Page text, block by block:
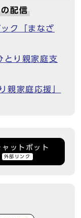
配信
ク「まなざ
とり親家庭支
親家庭応援」
ットボット
外部リンク